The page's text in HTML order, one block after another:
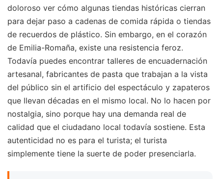
doloroso ver cómo algunas tiendas históricas cierran
para dejar paso a cadenas de comida rápida o tiendas
de recuerdos de plástico. Sin embargo, en el corazón
de Emilia-Romaña, existe una resistencia feroz.
Todavía puedes encontrar talleres de encuadernación
artesanal, fabricantes de pasta que trabajan a la vista
del público sin el artificio del espectáculo y zapateros
que llevan décadas en el mismo local. No lo hacen por
nostalgia, sino porque hay una demanda real de
calidad que el ciudadano local todavía sostiene. Esta
autenticidad no es para el turista; el turista
simplemente tiene la suerte de poder presenciarla.